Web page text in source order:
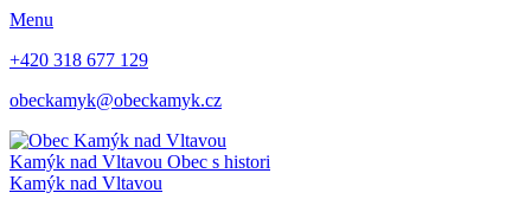
Menu
+420 318 677 129
obeckamyk@obeckamyk.cz
Kamýk nad Vltavou Obec s histori
Kamýk nad Vltavou